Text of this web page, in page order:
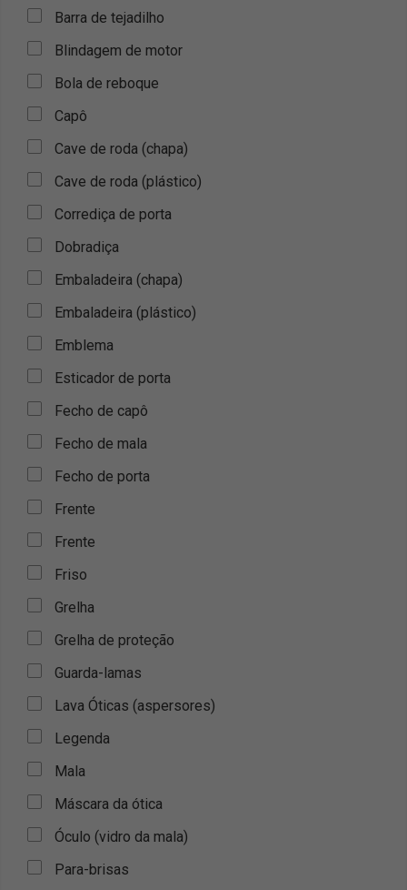
Barra de tejadilho
Blindagem de motor
Bola de reboque
Capô
Cave de roda (chapa)
Cave de roda (plástico)
Corrediça de porta
Dobradiça
Embaladeira (chapa)
Embaladeira (plástico)
Emblema
Esticador de porta
Fecho de capô
Fecho de mala
Fecho de porta
Frente
Frente
Friso
Grelha
Grelha de proteção
Guarda-lamas
Lava Óticas (aspersores)
Legenda
Mala
Máscara da ótica
Óculo (vidro da mala)
Para-brisas